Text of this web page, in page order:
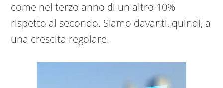
come nel terzo anno di un altro 10%
rispetto al secondo. Siamo davanti, quindi, a
una crescita regolare.